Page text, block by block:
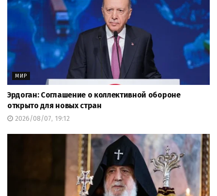
МИР
Эрдоган: Соглашение о коллективной обороне
открыто для новых стран
2026/08/07, 19:12